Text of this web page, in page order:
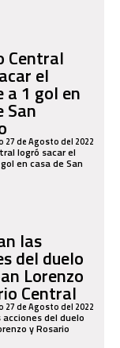
Central
el
a 1 gol en
San
27 de Agosto del 2022
logró sacar el
en casa de San
las
del duelo
Lorenzo
Central
27 de Agosto del 2022
acciones del duelo
y Rosario